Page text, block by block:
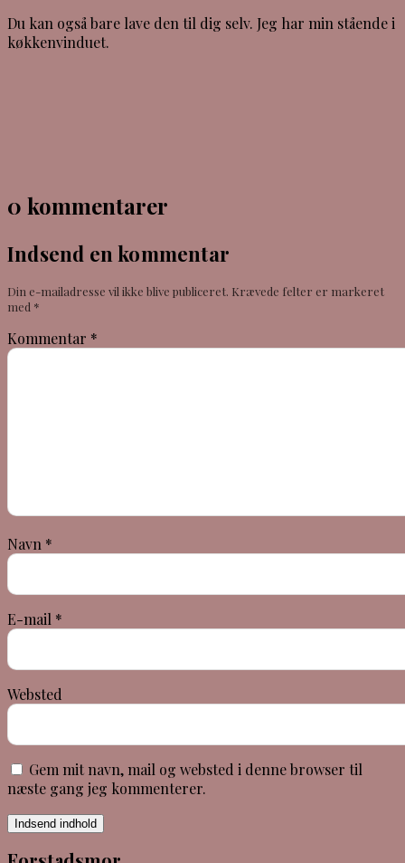
Du kan også bare lave den til dig selv. Jeg har min stående i
køkkenvinduet.
0 kommentarer
Indsend en kommentar
Din e-mailadresse vil ikke blive publiceret. Krævede felter er markeret
med *
Kommentar *
Navn *
E-mail *
Websted
Gem mit navn, mail og websted i denne browser til
næste gang jeg kommenterer.
Indsend indhold